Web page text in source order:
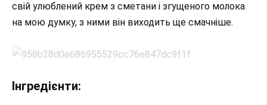
свій улюблений крем з сметани і згущеного молока
на мою думку, з ними він виходить ще смачніше.
Інгредієнти: